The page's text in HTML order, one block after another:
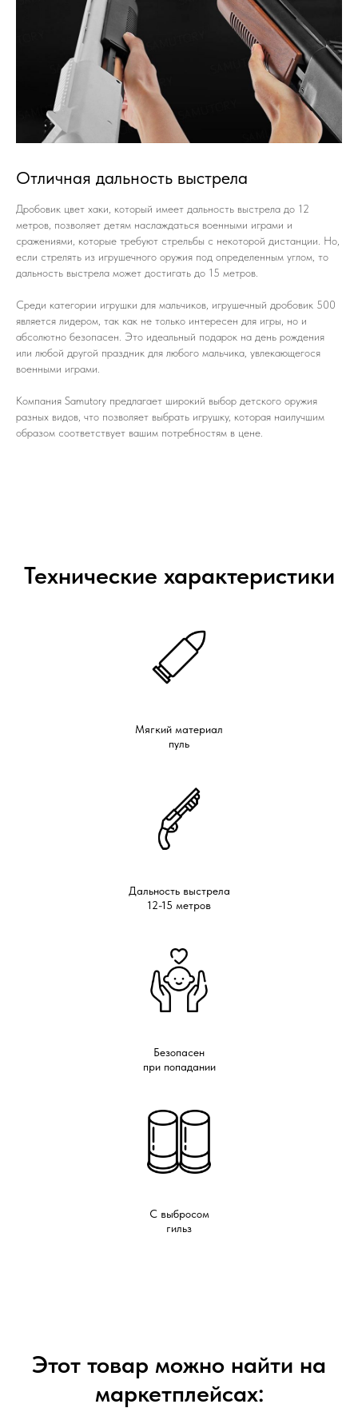
Отличная дальность выстрела
Дробовик цвет хаки, который имеет дальность выстрела до 12
метров, позволяет детям наслаждаться военными играми и
сражениями, которые требуют стрельбы с некоторой дистанции. Но,
если стрелять из игрушечного оружия под определенным углом, то
дальность выстрела может достигать до 15 метров.
Среди категории игрушки для мальчиков, игрушечный дробовик 500
является лидером, так как не только интересен для игры, но и
абсолютно безопасен. Это идеальный подарок на день рождения
или любой другой праздник для любого мальчика, увлекающегося
военными играми.
Компания Samutory предлагает широкий выбор детского оружия
разных видов, что позволяет выбрать игрушку, которая наилучшим
образом соответствует вашим потребностям в цене.
Технические характеристики
Мягкий материал
пуль
Дальность выстрела
12-15 метров
Безопасен
при попадании
С выбросом
гильз
Этот товар можно найти на
маркетплейсах: